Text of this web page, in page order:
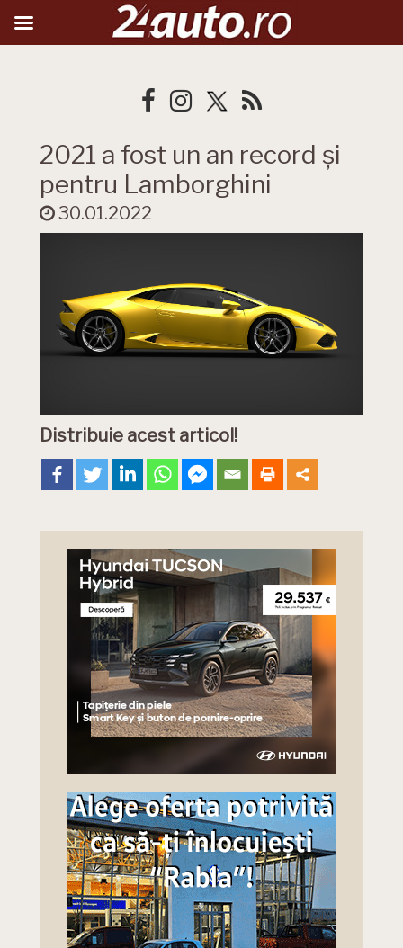
2021 a fost un an record și
pentru Lamborghini
30.01.2022
Distribuie acest articol!